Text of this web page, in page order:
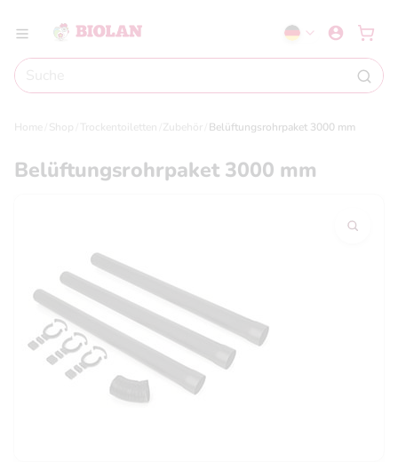
Home Shop Trockentoiletten Zubehör Belüftungsrohrpaket 3000 mm
Belüftungsrohrpaket 3000 mm